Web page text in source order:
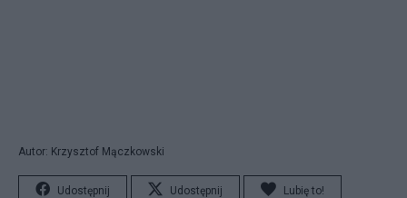
Autor: Krzysztof Mączkowski
Udostępnij Udostępnij Lubię to!